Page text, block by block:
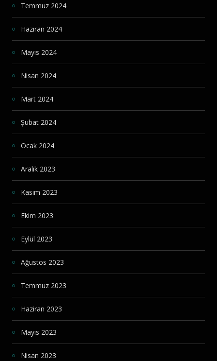
Temmuz 2024
Haziran 2024
Mayıs 2024
Nisan 2024
Mart 2024
Şubat 2024
Ocak 2024
Aralık 2023
Kasım 2023
Ekim 2023
Eylül 2023
Ağustos 2023
Temmuz 2023
Haziran 2023
Mayıs 2023
Nisan 2023